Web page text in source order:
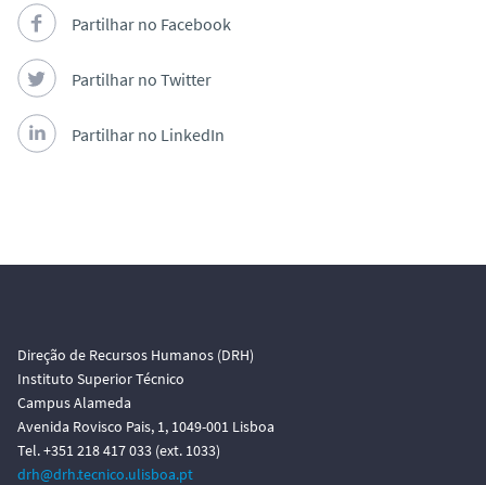
Partilhar no Facebook
Partilhar no Twitter
Partilhar no LinkedIn
Direção de Recursos Humanos (DRH)
Instituto Superior Técnico
Campus Alameda
Avenida Rovisco Pais, 1, 1049-001 Lisboa
Tel. +351 218 417 033 (ext. 1033)
drh@drh.tecnico.ulisboa.pt